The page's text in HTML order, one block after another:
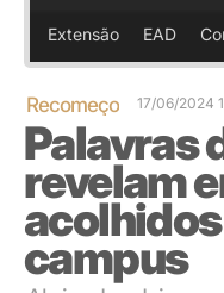
Educação Básica
Graduação
Pós-graduação
Educação a Distância
Pesquisa
Extensão
Infraestrutura e Serviços
Sobre a ULBRA
Extensão EAD
Recomeço 17/06/2024
Palavras
revelam
campus